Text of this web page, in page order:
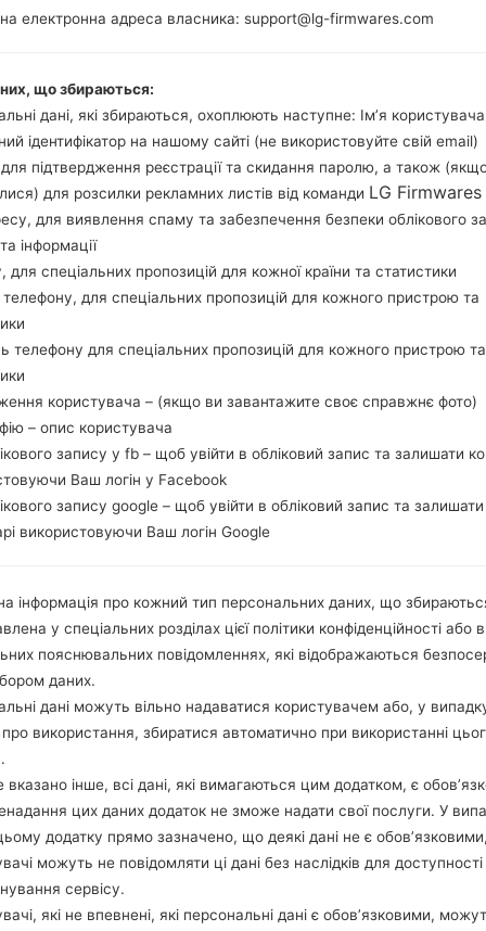
2GB
Buy accessories on
Головна LG K10 LGK430P
електронна адреса власника: support@lg-firmwares.com
що збираються:
дані, які збираються, охоплюють наступне: Ім’я
ідентифікатор на нашому сайті (не використовуйте свій email)
підтвердження реєстрації та скидання паролю, а також
для розсилки рекламних листів від команди LG Firmwares
для виявлення спаму та забезпечення безпеки облікового
інформації
для спеціальних пропозицій для кожної країни та статистики
для спеціальних пропозицій для кожного пристрою та
телефону для спеціальних пропозицій для кожного пристрою та
користувача – (якщо ви завантажите своє справжнє фото)
– опис користувача
запису у fb – щоб увійти в обліковий запис та залишати
Ваш логін у Facebook
запису google – щоб увійти в обліковий запис та залишати
використовуючи Ваш логін Google
інформація про кожний тип персональних даних, що
у спеціальних розділах цієї політики конфіденційності або в
пояснювальних повідомленнях, які відображаються
даних.
дані можуть вільно надаватися користувачем або, у
використання, збиратися автоматично при використанні
інше, всі дані, які вимагаються цим додатком, є
цих даних додаток не зможе надати свої послуги. У
додатку прямо зазначено, що деякі дані не є обов’язковими,
можуть не повідомляти ці дані без наслідків для
сервісу.
які не впевнені, які персональні дані є обов’язковими,